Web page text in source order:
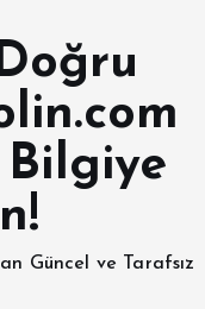
Güncel ve Tarafsız